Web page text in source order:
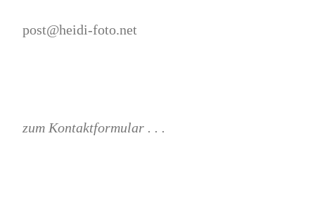
post@heidi-foto.net
zum Kontaktformular . . .